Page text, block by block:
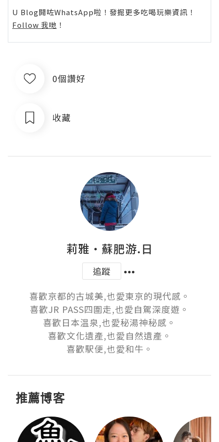
U Blog開咗WhatsApp啦！發掘更多吃喝玩樂資訊！
Follow 我哋 ！
0個讚好
收藏
莉雅·蘇肥游.日
追蹤
喜歡京都的古城美,也愛東京的現代感。
喜歡JR PASS四圍走,也愛自駕深度遊。
喜歡日本温泉,也愛秘湯神秘感。
喜歡文化遺產,也愛自然遺產。
喜歡駅便,也愛和牛。
推薦博客